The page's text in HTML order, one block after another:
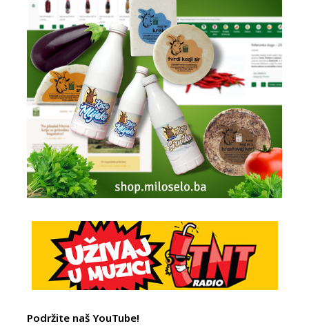
Podržite naš YouTube!